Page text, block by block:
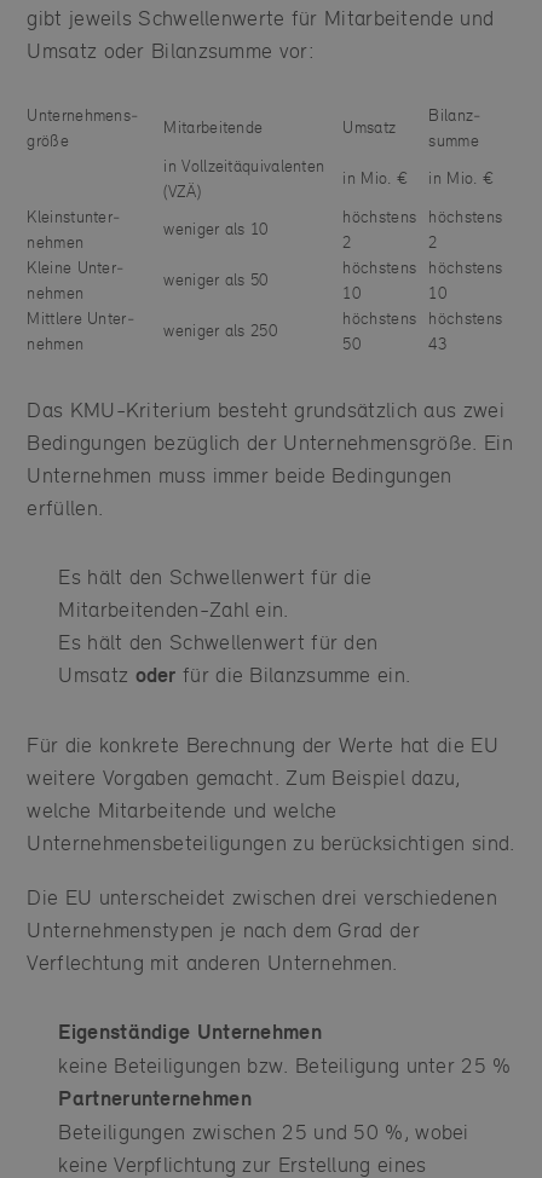
gibt jeweils Schwellenwerte für Mitarbeitende und
Umsatz oder Bilanzsumme vor:
Unter­­nehmens­­
größe
Mit­arbeitende Umsatz
Bilanz­
summe
in Vollzeitäquivalenten
(VZÄ)
in Mio. €
in Mio. €
Kleinst­­unter­­
nehmen
weniger als 10
höchstens
2
höchstens
2
Kleine Unter­­
nehmen
weniger als 50
höchstens
10
höchstens
10
Mittlere Unter­­
nehmen
weniger als 250
höchstens
50
höchstens
43
Das KMU-Kriterium besteht grundsätzlich aus zwei
Bedingungen bezüglich der Unternehmensgröße. Ein
Unternehmen muss immer beide Bedingungen
erfüllen.
Es hält den Schwellenwert für die
Mitarbeitenden-Zahl ein.
Es hält den Schwellenwert für den
Umsatz oder für die Bilanzsumme ein.
Für die konkrete Berechnung der Werte hat die EU
weitere Vorgaben gemacht. Zum Beispiel dazu,
welche Mitarbeitende und welche
Unternehmensbeteiligungen zu berücksichtigen sind.
Die EU unterscheidet zwischen drei verschiedenen
Unternehmenstypen je nach dem Grad der
Verflechtung mit anderen Unternehmen.
Eigenständige Unternehmen
keine Beteiligungen bzw. Beteiligung unter 25 %
Partnerunternehmen
Beteiligungen zwischen 25 und 50 %, wobei
keine Verpflichtung zur Erstellung eines